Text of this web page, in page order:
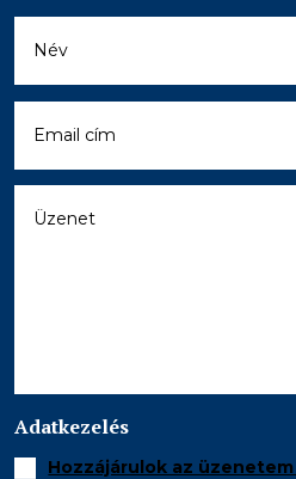
Adatkezelés
Hozzájárulok az